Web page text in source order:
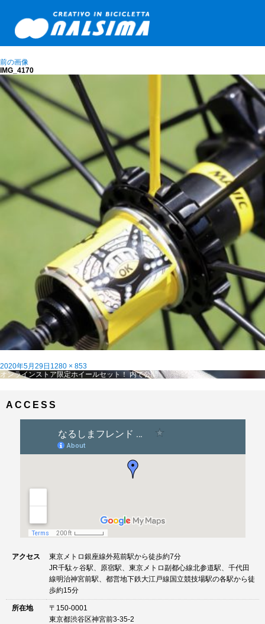
前の画像
IMG_4170
投
稿
2020年5月29日 フ
ル
1280 × 853
投
ゲ
オンラインストア限定ホイールセット！ 内で公開
ACCESS
アクセス
東京メトロ銀座線外苑前駅から徒歩約7分
JR千駄ヶ谷駅、原宿駅、東京メトロ副都心線北参道駅、千代田
線明治神宮前駅、都営地下鉄大江戸線国立競技場駅の各駅から徒
歩約15分
所在地
〒150-0001
東京都渋谷区神宮前3-35-2